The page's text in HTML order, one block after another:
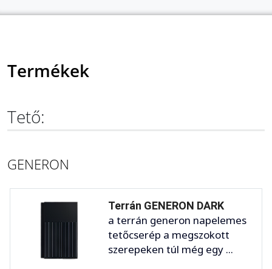
Termékek
Tető:
GENERON
Terrán GENERON DARK
a terrán generon napelemes
tetőcserép a megszokott
szerepeken túl még egy ...